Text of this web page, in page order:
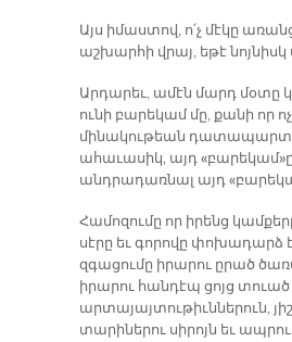
Այս իմաստով, ո՛չ մէկը
աշխարհի վրայ, եթէ
Արդարեւ, ամէն մարդ մօտը
ունի բարեկամ մը, քանի որ
մինակութեան
ահաւասիկ, այդ «բարեկամ»ը
անդրադառնալ այդ
Համոզումը որ իրենց
սէրը եւ գորովը փոխադարձ
զգացումը իրարու ըրած
իրարու հանդէպ ցոյց տուած
արտայայտութիւններուն,
տարիներու սիրոյն եւ